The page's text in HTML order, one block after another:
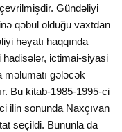
Gündəliyi
qəbul olduğu vaxtdan
həyatı haqqında
ictimai-siyasi
məlumatı gələcək
Bu kitab-1985-1995-ci
ilin sonunda Naxçıvan
seçildi. Bununla da